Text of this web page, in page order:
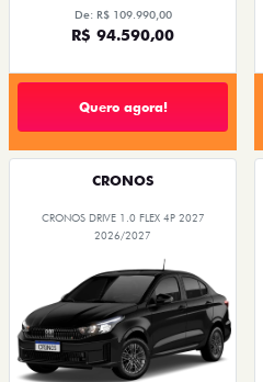
De: R$ 109.990,00
R$ 94.590,00
Quero agora!
CRONOS
CRONOS DRIVE 1.0 FLEX 4P 2027
2026/2027